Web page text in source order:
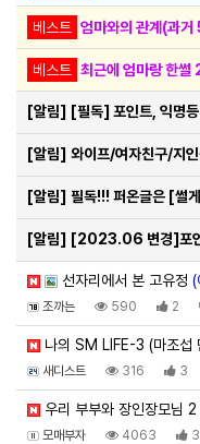
베스트 엄마와의 관계(과거
베스트 최근에 엄마랑 한썰
[알림] [필독] 포인트, 익명
[알림] 와이프/여자친구/지인등
[알림] 필독!!! 퍼온글은 [썰
[알림] [2023.06 변경]포
선자리에서 본 고유정 (
조까는 590 2
나의 SM LIFE-3 (마조섭
새디스트 316 3
우리 부부와 장인장모님 2
모매부자 4063